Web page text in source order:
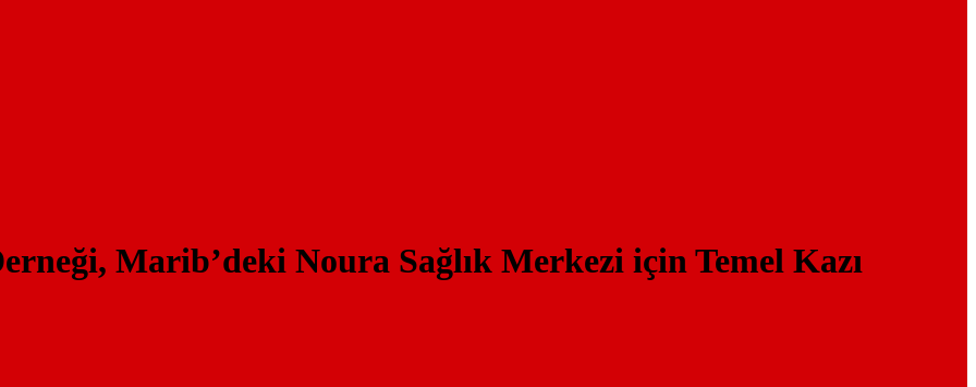
Marib’deki Noura Sağlık Merkezi için Temel Kazı